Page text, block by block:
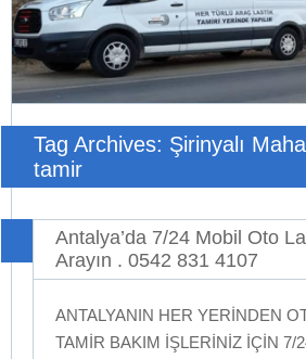
Tag Archives: Şirinyalı
tamir
Antalya’da 7/24 Mobil Oto
Arayın . 0542 831 4107
ANTALYANIN HER YERİNDEN
TAMİR BAKIM İŞLERİNİZ İÇİN 7/